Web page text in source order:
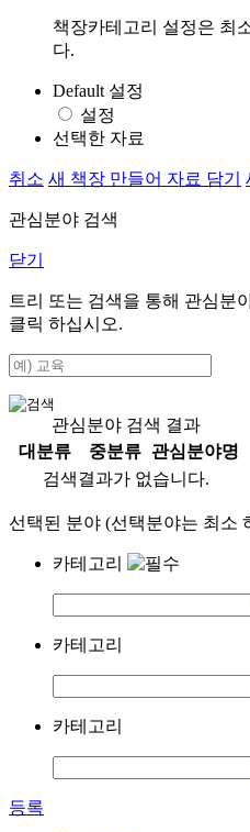
책장카테고리 설정은 최
다.
Default 설정
설정
선택한 자료
취소 새 책장 만들어 자료 담기
관심분야 검색
닫기
트리 또는 검색을 통해 관심분
클릭 하십시오.
관심분야 검색 결과
대분류
중분류
관심분야명
검색결과가 없습니다.
선택된 분야 (선택분야는 최소
카테고리
카테고리
카테고리
등록